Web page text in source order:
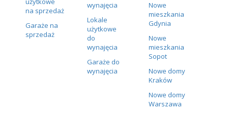
na sprzedaż
Garaże na
sprzedaż
wynajęcia
Lokale
użytkowe
do
wynajęcia
Garaże do
wynajęcia
Nowe
mieszkania
Gdynia
Nowe
mieszkania
Sopot
Nowe domy
Kraków
Nowe domy
Warszawa